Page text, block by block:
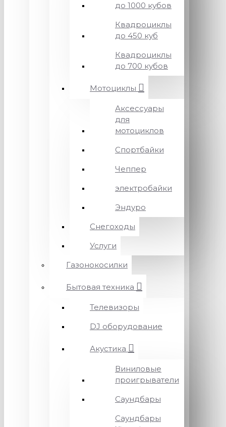
до 1000 кубов
Квадроциклы
до 450 куб
Квадроциклы
до 700 кубов
Мотоциклы
Аксессуары
для
мотоциклов
Спортбайки
Чеппер
электробайки
Эндуро
Снегоходы
Услуги
Газонокосилки
Бытовая техника
Телевизоры
DJ оборудование
Акустика
Виниловые
проигрыватели
Саундбары
Саундбары